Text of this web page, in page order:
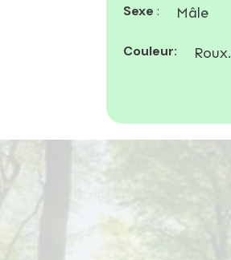
Sexe : Mâle
Couleur: Roux.